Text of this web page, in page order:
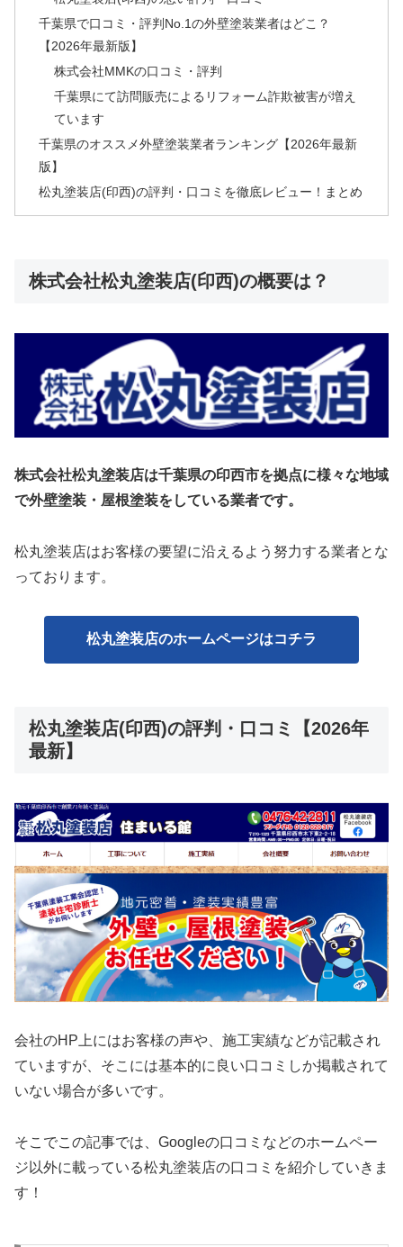
千葉県で口コミ・評判No.1の外壁塗装業者はどこ？
【2026年最新版】
株式会社MMKの口コミ・評判
千葉県にて訪問販売によるリフォーム詐欺被害が増え
ています
千葉県のオススメ外壁塗装業者ランキング【2026年最新
版】
松丸塗装店(印西)の評判・口コミを徹底レビュー！まとめ
株式会社松丸塗装店(印西)の概要は？
株式会社松丸塗装店は千葉県の印西市を拠点に様々な地域
で外壁塗装・屋根塗装をしている業者です。
松丸塗装店はお客様の要望に沿えるよう努力する業者とな
っております。
松丸塗装店のホームページはコチラ
松丸塗装店(印西)の評判・口コミ【2026年
最新】
会社のHP上にはお客様の声や、施工実績などが記載され
ていますが、そこには基本的に良い口コミしか掲載されて
いない場合が多いです。
そこでこの記事では、Googleの口コミなどのホームペー
ジ以外に載っている松丸塗装店の口コミを紹介していきま
す！